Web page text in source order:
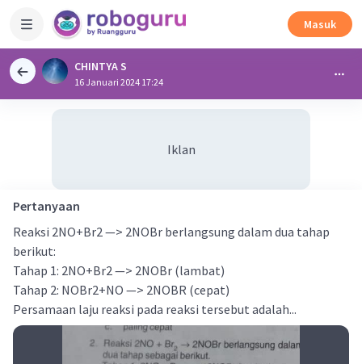
Masuk
CHINTYA S
16 Januari 2024 17:24
Iklan
Pertanyaan
Reaksi 2NO+Br2 —> 2NOBr berlangsung dalam dua tahap
berikut:
Tahap 1: 2NO+Br2 —> 2NOBr (lambat)
Tahap 2: NOBr2+NO —> 2NOBR (cepat)
Persamaan laju reaksi pada reaksi tersebut adalah...